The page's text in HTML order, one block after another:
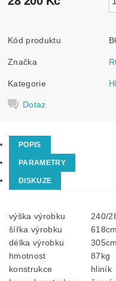
Kód produktu
Značka
Kategorie
Dotaz
POPIS
PARAMETRY
DISKUZE
výška výrobku
240/
šířka výrobku
618cm
délka výrobku
305cm
hmotnost
87kg
konstrukce
hliník